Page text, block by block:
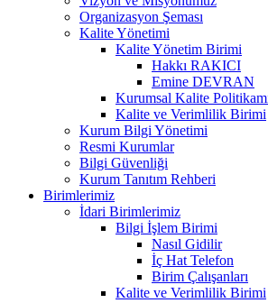
Organizasyon Şeması
Kalite Yönetimi
Kalite Yönetim Birimi
Hakkı RAKICI
Emine DEVRAN
Kurumsal Kalite
Kalite ve Verimlilik Birimi
Kurum Bilgi Yönetimi
Resmi Kurumlar
Bilgi Güvenliği
Kurum Tanıtım Rehberi
Birimlerimiz
İdari Birimlerimiz
Bilgi İşlem Birimi
Nasıl Gidilir
İç Hat Telefon
Birim Çalışanları
Kalite ve Verimlilik Birimi